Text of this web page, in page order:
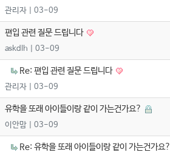
관리자 | 03-09
편입 관련 질문 드립니다
askdlh | 03-09
Re: 편입 관련 질문 드립니다
관리자 | 03-09
유학을 또래 아이들이랑 같이 가는건가요?
이안맘 | 03-09
Re: 유학을 또래 아이들이랑 같이 가는건가요?